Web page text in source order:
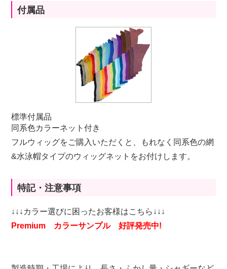
付属品
標準付属品
同系色カラーネット付き
フルウィッグをご購入いただくと、もれなく同系色の網
&水泳帽タイプのウィッグネットをお付けします。
特記・注意事項
↓↓↓カラー選びに困ったお客様はこちら↓↓↓
Premium カラーサンプル 好評発売中!